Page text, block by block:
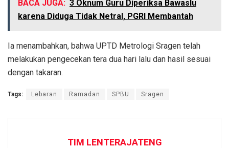
BACA JUGA: 3 Oknum Guru Diperiksa Bawaslu
karena Diduga Tidak Netral, PGRI Membantah
Ia menambahkan, bahwa UPTD Metrologi Sragen telah
melakukan pengecekan tera dua hari lalu dan hasil sesuai
dengan takaran.
Tags: Lebaran Ramadan SPBU Sragen
TIM LENTERAJATENG